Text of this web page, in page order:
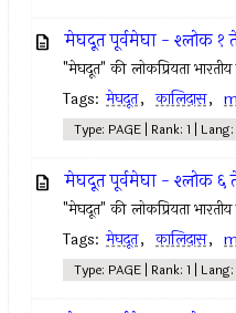
मेघदूत पूर्वमेघा - श्लोक १
"मेघदूत" की लोकप्रियता
Tags: मेघदूत, कालिदास,
Type: PAGE | Rank: 1 |
मेघदूत पूर्वमेघा - श्लोक ६
"मेघदूत" की लोकप्रियता
Tags: मेघदूत, कालिदास,
Type: PAGE | Rank: 1 |